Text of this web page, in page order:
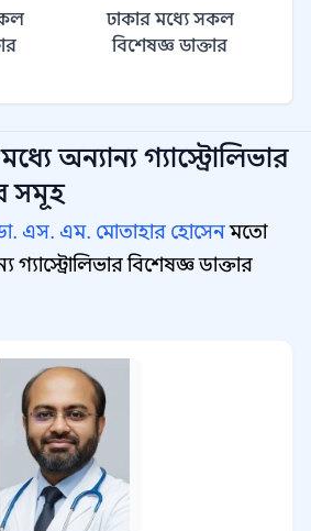
ঢাকার মধ্যে সকল
বিশেষজ্ঞ ডাক্তার
অন্যান্যগ্যাস্ট্রোলিভার
সমূহ
এস. এম. মোতাহার হোসেনমতো
বিশেষজ্ঞ ডাক্তার